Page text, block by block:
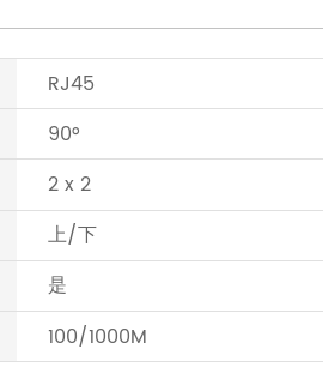
RJ45
90°
2 x 2
上/下
是
100/1000M